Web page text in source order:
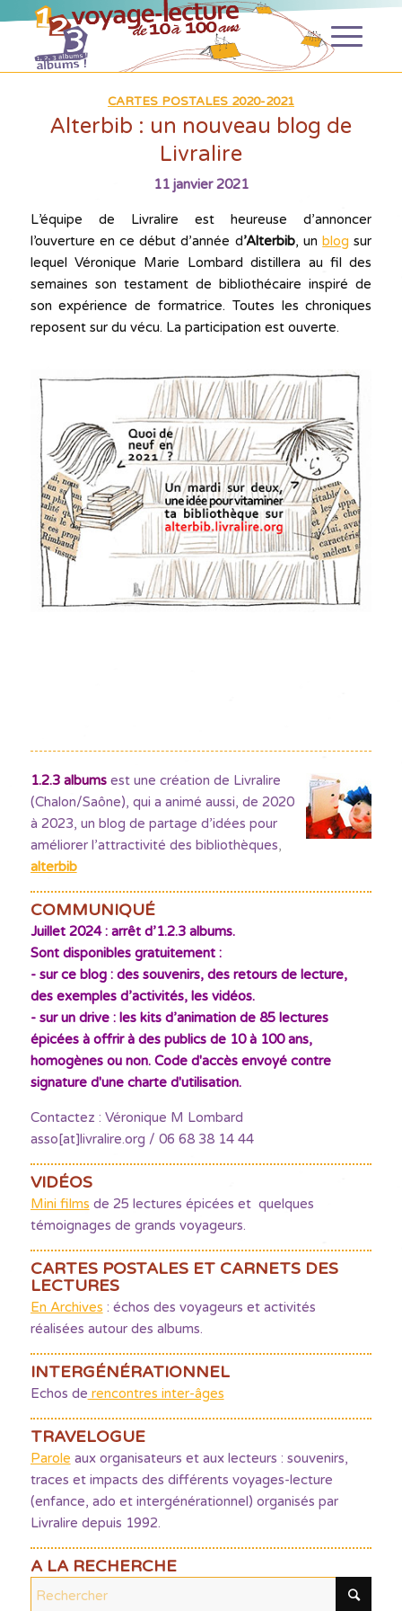
CARTES POSTALES 2020-2021
Alterbib : un nouveau blog de
Livralire
11 janvier 2021
L’équipe de Livralire est heureuse d’annoncer
l’ouverture en ce début d’année d’Alterbib, unblog sur
lequel Véronique Marie Lombard distillera au fil des
semaines son testament de bibliothécaire inspiré de
son expérience de formatrice. Toutes les chroniques
reposent sur du vécu. La participation est ouverte.
1.2.3 albumsest une création de Livralire
(Chalon/Saône), qui a animé aussi, de 2020
à 2023, un blog de partage d’idées pour
améliorer l’attractivité des bibliothèques,
alterbib
COMMUNIQUÉ
Juillet 2024 : arrêt d’1.2.3 albums.
Sont disponibles gratuitement :
- sur ce blog : des souvenirs, des retours de lecture,
des exemples d’activités, les vidéos.
- sur un drive : les kits d’animation de 85 lectures
épicées à offrir à des publics de 10 à 100 ans,
homogènes ou non. Code d'accès envoyé contre
signature d'une charte d'utilisation.
Contactez : Véronique M Lombard
asso[at]livralire.org / 06 68 38 14 44
VIDÉOS
Mini films de 25 lectures épicées et quelques
témoignages de grands voyageurs.
CARTES POSTALES ET CARNETS DES
LECTURES
En Archives : échos des voyageurs et activités
réalisées autour des albums.
INTERGÉNÉRATIONNEL
Echos de rencontres inter-âges
TRAVELOGUE
Parole aux organisateurs et aux lecteurs : souvenirs,
traces et impacts des différents voyages-lecture
(enfance, ado et intergénérationnel) organisés par
Livralire depuis 1992.
A LA RECHERCHE